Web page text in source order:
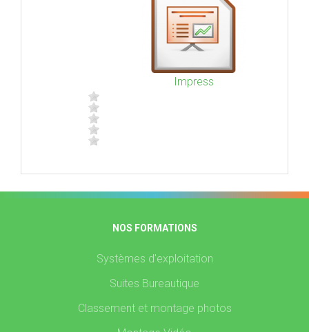
Impress
NOS FORMATIONS
Systèmes d'exploitation
Suites Bureautique
Classement et montage photos